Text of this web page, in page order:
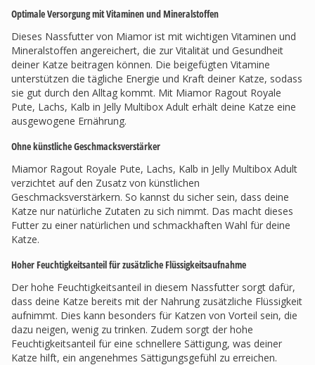
Optimale Versorgung mit Vitaminen und Mineralstoffen
Dieses Nassfutter von Miamor ist mit wichtigen Vitaminen und
Mineralstoffen angereichert, die zur Vitalität und Gesundheit
deiner Katze beitragen können. Die beigefügten Vitamine
unterstützen die tägliche Energie und Kraft deiner Katze, sodass
sie gut durch den Alltag kommt. Mit Miamor Ragout Royale
Pute, Lachs, Kalb in Jelly Multibox Adult erhält deine Katze eine
ausgewogene Ernährung.
Ohne künstliche Geschmacksverstärker
Miamor Ragout Royale Pute, Lachs, Kalb in Jelly Multibox Adult
verzichtet auf den Zusatz von künstlichen
Geschmacksverstärkern. So kannst du sicher sein, dass deine
Katze nur natürliche Zutaten zu sich nimmt. Das macht dieses
Futter zu einer natürlichen und schmackhaften Wahl für deine
Katze.
Hoher Feuchtigkeitsanteil für zusätzliche Flüssigkeitsaufnahme
Der hohe Feuchtigkeitsanteil in diesem Nassfutter sorgt dafür,
dass deine Katze bereits mit der Nahrung zusätzliche Flüssigkeit
aufnimmt. Dies kann besonders für Katzen von Vorteil sein, die
dazu neigen, wenig zu trinken. Zudem sorgt der hohe
Feuchtigkeitsanteil für eine schnellere Sättigung, was deiner
Katze hilft, ein angenehmes Sättigungsgefühl zu erreichen.